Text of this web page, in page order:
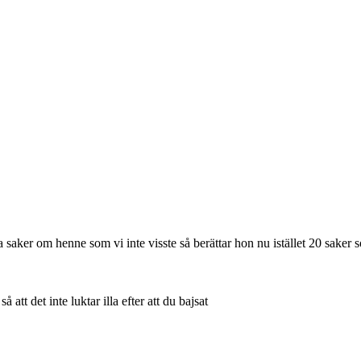
om henne som vi inte visste så berättar hon nu istället 20
att det inte luktar illa efter att du bajsat